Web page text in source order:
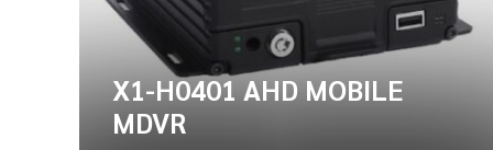
X1-H0401 AHD MOBILE
MDVR